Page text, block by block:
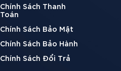
Chính Sách Thanh
Toán
Chính Sách Bảo Mật
Chính Sách Bảo Hành
Chính Sách Đổi Trả